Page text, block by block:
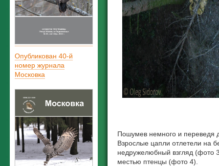
Опубликован 40-й
номер журнала
Московка
Пошумев немного и переведя
Взрослые цапли отлетели на
недружелюбный взгляд (фото
местью птенцы (фото 4).